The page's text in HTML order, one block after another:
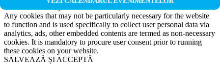
Any cookies that may not be particularly necessary for the website
to function and is used specifically to collect user personal data via
analytics, ads, other embedded contents are termed as non-necessary
cookies. It is mandatory to procure user consent prior to running
these cookies on your website.
SALVEAZĂ ȘI ACCEPTĂ